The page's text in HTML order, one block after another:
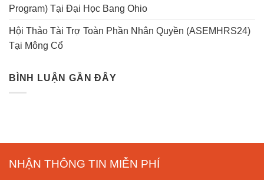
Program) Tại Đại Học Bang Ohio
Hội Thảo Tài Trợ Toàn Phần Nhân Quyền (ASEMHRS24)
Tại Mông Cổ
BÌNH LUẬN GẦN ĐÂY
NHẬN THÔNG TIN MIỄN PHÍ